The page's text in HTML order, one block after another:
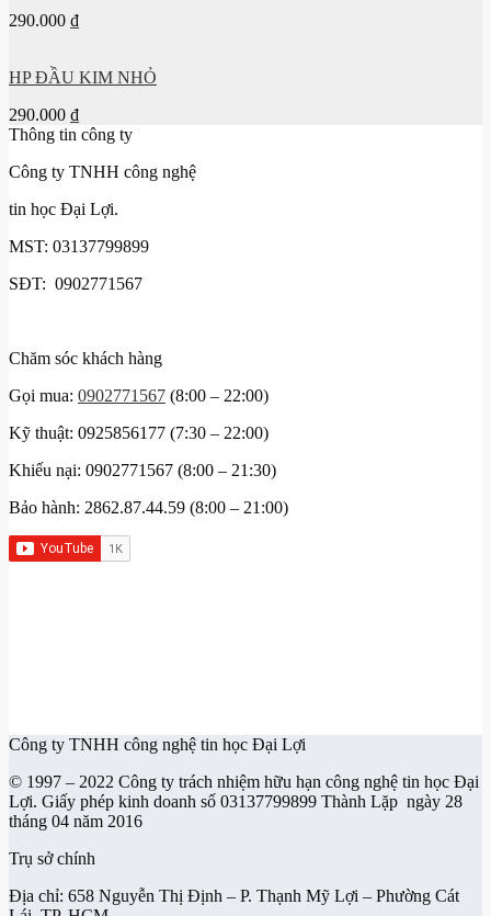
290.000 ₫
HP ĐẦU KIM NHỎ
290.000 ₫
Thông tin công ty
Công ty TNHH công nghệ
tin học Đại Lợi.
MST: 03137799899
SĐT: 0902771567
Chăm sóc khách hàng
Gọi mua: 0902771567 (8:00 – 22:00)
Kỹ thuật: 0925856177 (7:30 – 22:00)
Khiếu nại: 0902771567 (8:00 – 21:30)
Bảo hành: 2862.87.44.59 (8:00 – 21:00)
Công ty TNHH công nghệ tin học Đại Lợi
© 1997 – 2022 Công ty trách nhiệm hữu hạn công nghệ tin học Đại
Lợi. Giấy phép kinh doanh số 03137799899 Thành Lặp ngày 28
tháng 04 năm 2016
Trụ sở chính
Địa chỉ: 658 Nguyễn Thị Định – P. Thạnh Mỹ Lợi – Phường Cát